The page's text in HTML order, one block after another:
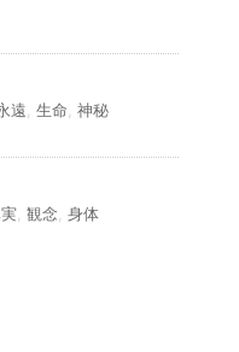
遠 生命 神秘
観念 身体